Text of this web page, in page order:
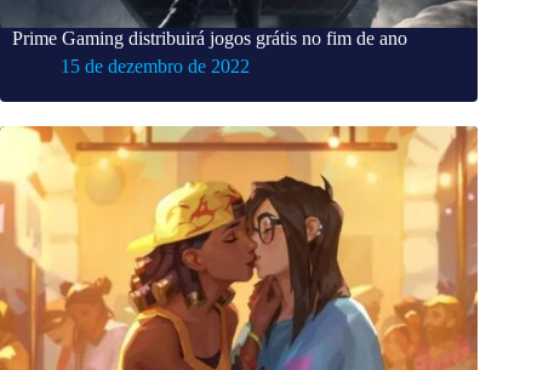
Prime Gaming distribuirá jogos grátis no fim de ano
15 de dezembro de 2022